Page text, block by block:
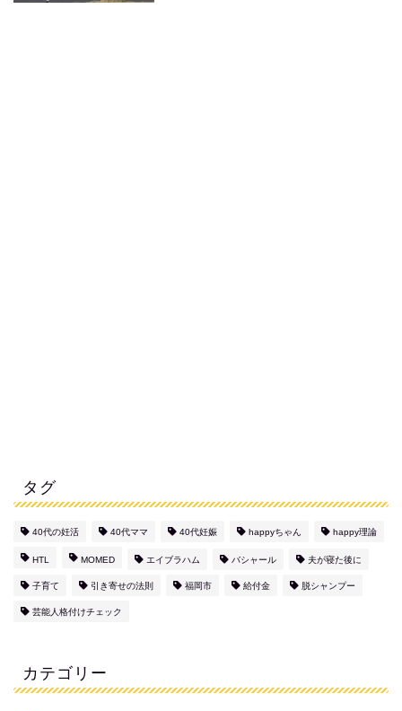
タグ
40代の妊活 40代ママ 40代妊娠 happyちゃん happy理論
HTL MOMED エイブラハム バシャール 夫が寝た後に
子育て 引き寄せの法則 福岡市 給付金 脱シャンプー
芸能人格付けチェック
カテゴリー